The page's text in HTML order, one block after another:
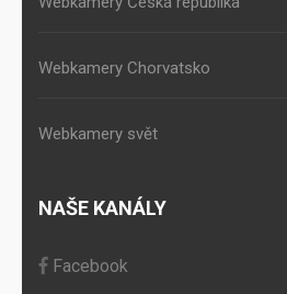
Webkamery Chorvatsko
Webkamery svět
NAŠE KANÁLY
Facebook